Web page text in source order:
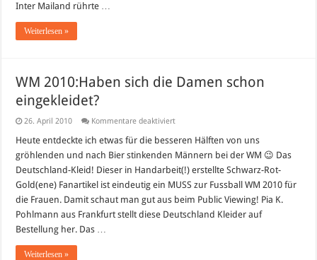
Inter Mailand rührte …
Weiterlesen »
WM 2010:Haben sich die Damen schon
eingekleidet?
26. April 2010 Kommentare deaktiviertfür
2010:Haben
die
Damen
schon
eingekleidet?
Heute entdeckte ich etwas für die besseren Hälften von uns
gröhlenden und nach Bier stinkenden Männern bei der WM 😉 Das
Deutschland-Kleid! Dieser in Handarbeit(!) erstellte Schwarz-Rot-
Gold(ene) Fanartikel ist eindeutig ein MUSS zur Fussball WM 2010 für
die Frauen. Damit schaut man gut aus beim Public Viewing! Pia K.
Pohlmann aus Frankfurt stellt diese Deutschland Kleider auf
Bestellung her. Das …
Weiterlesen »